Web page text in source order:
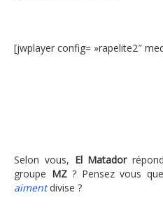
[jwplayer config= »rapelite2″
Selon vous, El Matador
groupe MZ? Pensez vous
aimentdivise ?